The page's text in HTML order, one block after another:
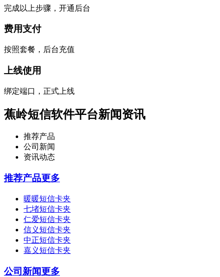
完成以上步骤，开通后台
费用支付
按照套餐，后台充值
上线使用
绑定端口，正式上线
蕉岭短信软件平台新闻资讯
推荐产品
公司新闻
资讯动态
推荐产品更多
暖暖短信卡夹
七堵短信卡夹
仁爱短信卡夹
信义短信卡夹
中正短信卡夹
嘉义短信卡夹
公司新闻更多